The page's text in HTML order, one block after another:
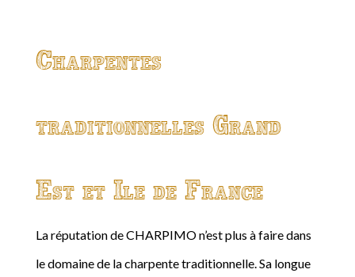
Charpentes
traditionnelles Grand
Est et Ile de France
La réputation de CHARPIMO n’est plus à faire dans
le domaine de la charpente traditionnelle. Sa longue